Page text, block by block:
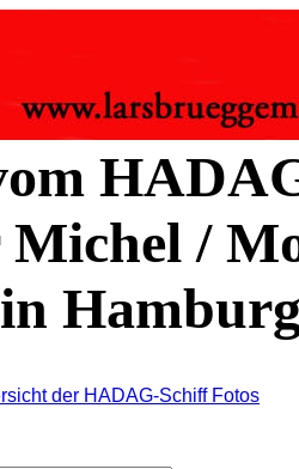
Michel /
in Hamburg
der HADAG-Schiff Fotos